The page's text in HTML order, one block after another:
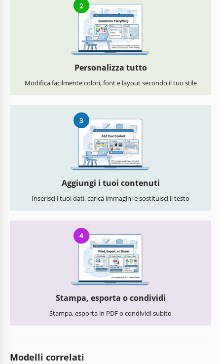
2
Personalizza tutto
Modifica facilmente colori, font e layout secondo il tuo stile
3
Aggiungi i tuoi contenuti
Inserisci i tuoi dati, carica immagini e sostituisci il testo
4
Stampa, esporta o condividi
Stampa, esporta in PDF o condividi subito
Modelli correlati